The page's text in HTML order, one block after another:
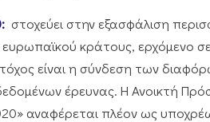
στοχεύει στην εξασφάλιση
ευρωπαϊκού κράτους, ερχόμενο
είναι η σύνδεση των
έρευνας. Η Ανοικτή
αναφέρεται πλέον ως